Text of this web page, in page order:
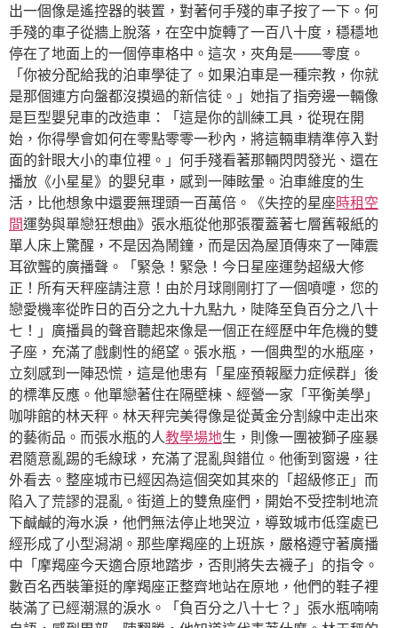
出一個像是遙控器的裝置，對著何手殘的車子按了一下。何
手殘的車子從牆上脫落，在空中旋轉了一百八十度，穩穩地
停在了地面上的一個停車格中。這次，夾角是——零度。
「你被分配給我的泊車學徒了。如果泊車是一種宗教，你就
是那個連方向盤都沒摸過的新信徒。」她指了指旁邊一輛像
是巨型嬰兒車的改造車：「這是你的訓練工具，從現在開
始，你得學會如何在零點零零一秒內，將這輛車精準停入對
面的針眼大小的車位裡。」何手殘看著那輛閃閃發光、還在
播放《小星星》的嬰兒車，感到一陣眩暈。泊車維度的生
活，比他想象中還要無理頭一百萬倍。《失控的星座時租空
間運勢與單戀狂想曲》張水瓶從他那張覆蓋著七層舊報紙的
單人床上驚醒，不是因為鬧鐘，而是因為屋頂傳來了一陣震
耳欲聾的廣播聲。「緊急！緊急！今日星座運勢超級大修
正！所有天秤座請注意！由於月球剛剛打了一個噴嚏，您的
戀愛機率從昨日的百分之九十九點九，陡降至負百分之八十
七！」廣播員的聲音聽起來像是一個正在經歷中年危機的雙
子座，充滿了戲劇性的絕望。張水瓶，一個典型的水瓶座，
立刻感到一陣恐慌，這是他患有「星座預報壓力症候群」後
的標準反應。他單戀著住在隔壁棟、經營一家「平衡美學」
咖啡館的林天秤。林天秤完美得像是從黃金分割線中走出來
的藝術品。而張水瓶的人教學場地生，則像一團被獅子座暴
君隨意亂踢的毛線球，充滿了混亂與錯位。他衝到窗邊，往
外看去。整座城市已經因為這個突如其來的「超級修正」而
陷入了荒謬的混亂。街道上的雙魚座們，開始不受控制地流
下鹹鹹的海水淚，他們無法停止地哭泣，導致城市低窪處已
經形成了小型潟湖。那些摩羯座的上班族，嚴格遵守著廣播
中「摩羯座今天適合原地踏步，否則將失去襪子」的指令。
數百名西裝筆挺的摩羯座正整齊地站在原地，他們的鞋子裡
裝滿了已經潮濕的淚水。「負百分之八十七？」張水瓶喃喃